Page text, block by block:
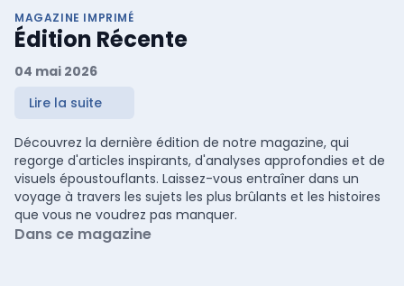
MAGAZINE IMPRIMÉ
Édition Récente
04 mai 2026
Lire la suite
Découvrez la dernière édition de notre magazine, qui
regorge d'articles inspirants, d'analyses approfondies et de
visuels époustouflants. Laissez-vous entraîner dans un
voyage à travers les sujets les plus brûlants et les histoires
que vous ne voudrez pas manquer.
Dans ce magazine